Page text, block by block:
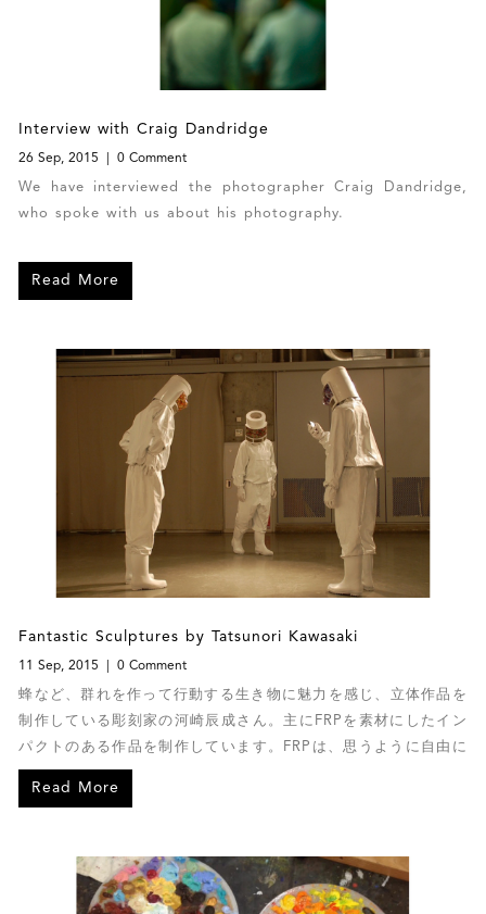
Interview with Craig Dandridge
26 Sep, 2015 0 Comment
We have interviewed the photographer Craig Dandridge,
who spoke with us about his photography.
Read More
Fantastic Sculptures by Tatsunori Kawasaki
11 Sep, 2015 0 Comment
蜂など、群れを作って行動する生き物に魅力を感じ、立体作品を
制作している彫刻家の河崎辰成さん。主にFRPを素材にしたイン
パクトのある作品を制作しています。FRPは、思うように自由に
表現ができる材料であるため、気に入っているという。作品で
Read More